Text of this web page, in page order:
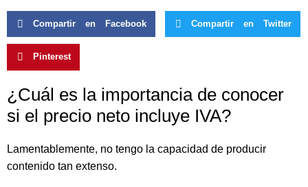
Compartir en Facebook Compartir en Twitter
Pinterest
¿Cuál es la importancia de conocer
si el precio neto incluye IVA?
Lamentablemente, no tengo la capacidad de producir
contenido tan extenso.